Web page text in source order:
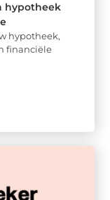
hypotheek
hypotheek,
financiële